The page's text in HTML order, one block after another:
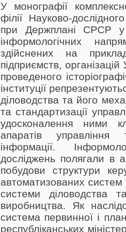
У монографії
філії Науково-
при Держплані СРСР
інформологічних
здійснених на
підприємств,
проведеного
інституції
діловодства та його
та стандартизації
удосконалення ними
апаратів управління
інформації.
досліджень полягали в
побудови структури
автоматизованих систем
системи діловодства
виробництва. Як
система первинної і
республіканських